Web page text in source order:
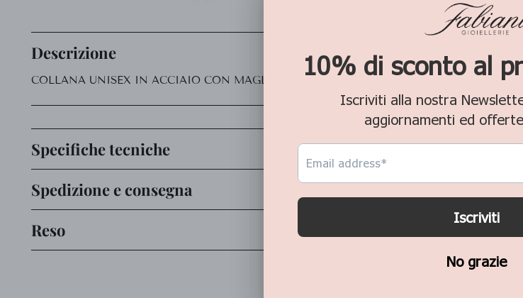
Descrizione
COLLANA UNISEX IN ACCIAIO CON MAGLIA CATENA 9 MM
Specifiche tecniche
Spedizione e consegna
Reso